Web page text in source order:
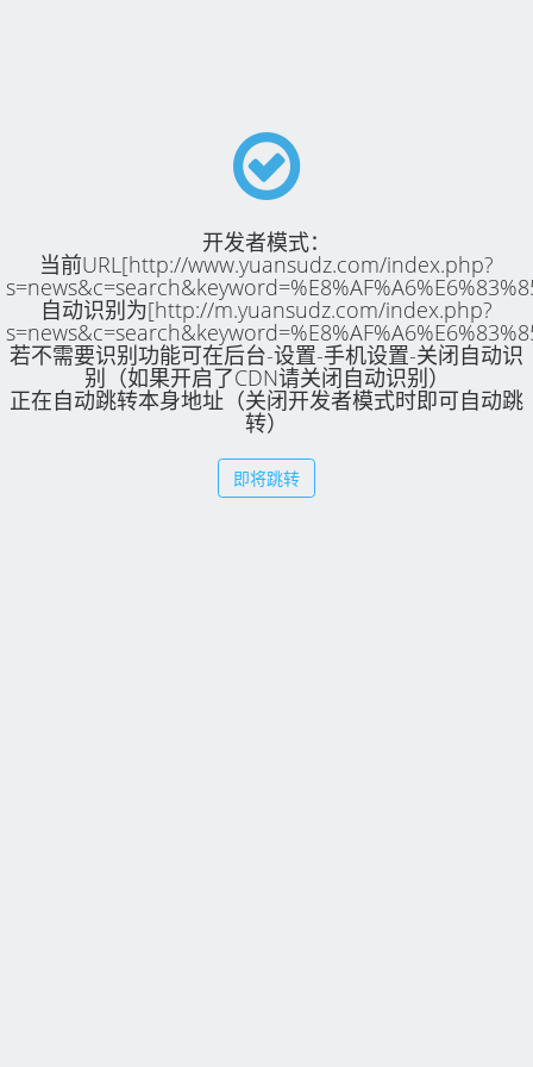
开发者模式：
当前URL[http://www.yuansudz.com/index.php?
自动识别为[http://m.yuansudz.com/index.php?
若不需要识别功能可在后台-设置-手机设置-关闭自动识
别（如果开启了CDN请关闭自动识别）
正在自动跳转本身地址（关闭开发者模式时即可自动跳
转）
即将跳转